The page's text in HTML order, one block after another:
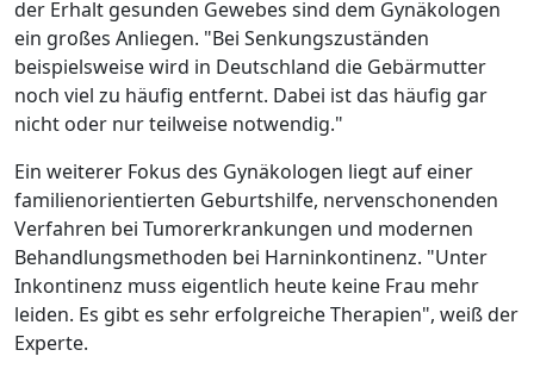
der Erhalt gesunden Gewebes sind dem Gynäkologen
ein großes Anliegen. "Bei Senkungszuständen
beispielsweise wird in Deutschland die Gebärmutter
noch viel zu häufig entfernt. Dabei ist das häufig gar
nicht oder nur teilweise notwendig."
Ein weiterer Fokus des Gynäkologen liegt auf einer
familienorientierten Geburtshilfe, nervenschonenden
Verfahren bei Tumorerkrankungen und modernen
Behandlungsmethoden bei Harninkontinenz. "Unter
Inkontinenz muss eigentlich heute keine Frau mehr
leiden. Es gibt es sehr erfolgreiche Therapien", weiß der
Experte.